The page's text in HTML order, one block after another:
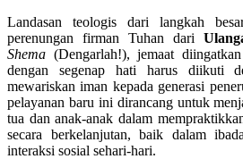
Landasan teologis dari langkah
perenungan firman Tuhan dari
Shema (Dengarlah!), jemaat
dengan segenap hati harus diikuti
mewariskan iman kepada generasi
pelayanan baru ini dirancang untuk
tua dan anak-anak dalam
secara berkelanjutan, baik dalam
interaksi sosial sehari-hari.